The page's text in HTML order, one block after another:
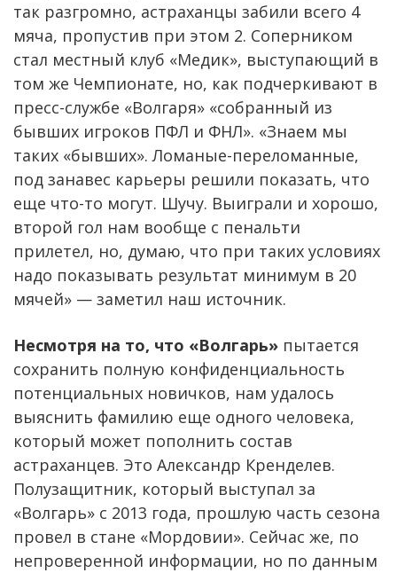
так разгромно, астраханцы забили всего 4
мяча, пропустив при этом 2. Соперником
стал местный клуб «Медик», выступающий в
том же Чемпионате, но, как подчеркивают в
пресс-службе «Волгаря» «собранный из
бывших игроков ПФЛ и ФНЛ». «Знаем мы
таких «бывших». Ломаные-переломанные,
под занавес карьеры решили показать, что
еще что-то могут. Шучу. Выиграли и хорошо,
второй гол нам вообще с пенальти
прилетел, но, думаю, что при таких условиях
надо показывать результат минимум в 20
мячей» — заметил наш источник.
Несмотря на то, что «Волгарь» пытается
сохранить полную конфиденциальность
потенциальных новичков, нам удалось
выяснить фамилию еще одного человека,
который может пополнить состав
астраханцев. Это Александр Кренделев.
Полузащитник, который выступал за
«Волгарь» с 2013 года, прошлую часть сезона
провел в стане «Мордовии». Сейчас же, по
непроверенной информации, но по данным